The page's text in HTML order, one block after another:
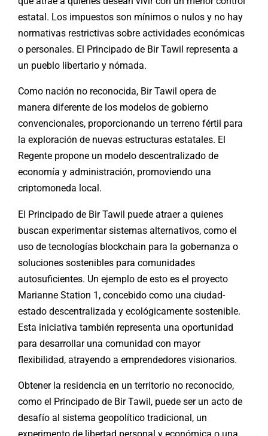
estatal. Los impuestos son mínimos o nulos y no hay
normativas restrictivas sobre actividades económicas
o personales. El Principado de Bir Tawil representa a
un pueblo libertario y nómada.
Como nación no reconocida, Bir Tawil opera de
manera diferente de los modelos de gobierno
convencionales, proporcionando un terreno fértil para
la exploración de nuevas estructuras estatales. El
Regente propone un modelo descentralizado de
economía y administración, promoviendo una
criptomoneda local.
El Principado de Bir Tawil puede atraer a quienes
buscan experimentar sistemas alternativos, como el
uso de tecnologías blockchain para la gobernanza o
soluciones sostenibles para comunidades
autosuficientes. Un ejemplo de esto es el proyecto
Marianne Station 1, concebido como una ciudad-
estado descentralizada y ecológicamente sostenible.
Esta iniciativa también representa una oportunidad
para desarrollar una comunidad con mayor
flexibilidad, atrayendo a emprendedores visionarios.
Obtener la residencia en un territorio no reconocido,
como el Principado de Bir Tawil, puede ser un acto de
desafío al sistema geopolítico tradicional, un